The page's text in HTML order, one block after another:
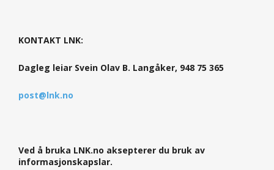
KONTAKT LNK:
Dagleg leiar Svein Olav B. Langåker, 948 75 365
post@lnk.no
Ved å bruka LNK.no aksepterer du bruk av
informasjonskapslar.